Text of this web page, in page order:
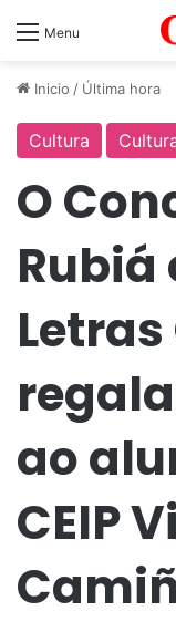
Menu
Inicio / Última hora
Cultura
O
Rubiá
ao
CEIP